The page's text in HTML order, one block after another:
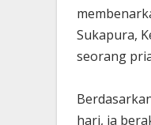
Sukapura,
seorang
hari, ia